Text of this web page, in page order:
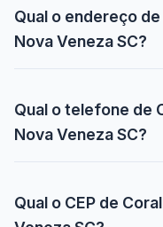
Qual o endereço
Nova Veneza SC?
Qual o telefone de
Nova Veneza SC?
Qual o CEP de